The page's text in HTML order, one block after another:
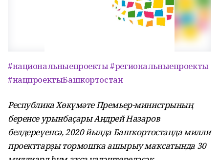
#национальныепроекты#региональныепроекты
#нацпроектыБашкортостан
Республика Хөкүмәте Премьер-министрының
беренсе урынбаҫары Андрей Назаров
белдереүенсә, 2020 йылда Башҡортостанда милли
проекттарҙы тормошҡа ашырыу маҡсатында 30